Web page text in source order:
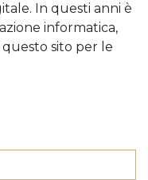
In questi anni è
informatica,
sito per le